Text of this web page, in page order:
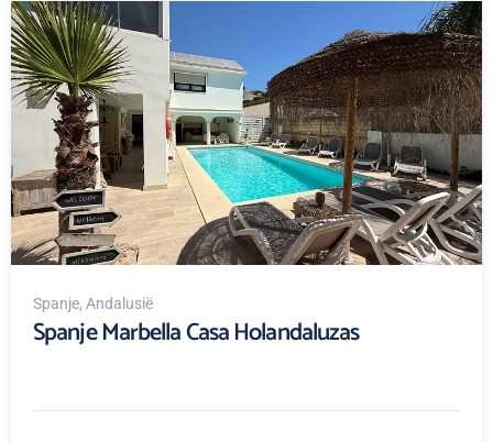
Spanje, Andalusië
Spanje Marbella Casa Holandaluzas